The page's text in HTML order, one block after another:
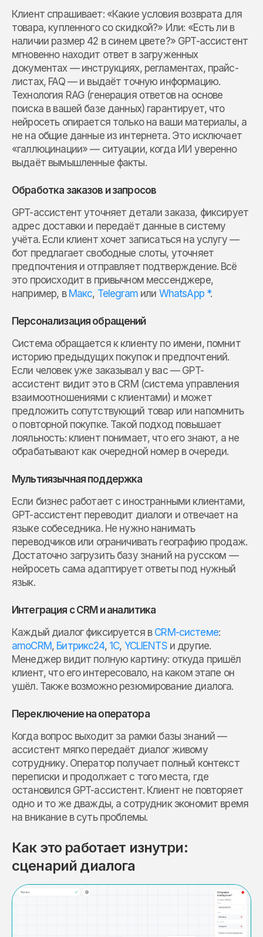
Клиент спрашивает: «Какие условия возврата для
товара, купленного со скидкой?» Или: «Есть ли в
наличии размер 42 в синем цвете?» GPT-ассистент
мгновенно находит ответ в загруженных
документах — инструкциях, регламентах, прайс-
листах, FAQ — и выдаёт точную информацию.
Технология RAG (генерация ответов на основе
поиска в вашей базе данных) гарантирует, что
нейросеть опирается только на ваши материалы, а
не на общие данные из интернета. Это исключает
«галлюцинации» — ситуации, когда ИИ уверенно
выдаёт вымышленные факты.
Обработка заказов и запросов
GPT-ассистент уточняет детали заказа, фиксирует
адрес доставки и передаёт данные в систему
учёта. Если клиент хочет записаться на услугу —
бот предлагает свободные слоты, уточняет
предпочтения и отправляет подтверждение. Всё
это происходит в привычном мессенджере,
например, в Макс, Telegramили WhatsApp *.
Персонализация обращений
Система обращается к клиенту по имени, помнит
историю предыдущих покупок и предпочтений.
Если человек уже заказывал у вас — GPT-
ассистент видит это в CRM (система управления
взаимоотношениями с клиентами) и может
предложить сопутствующий товар или напомнить
о повторной покупке. Такой подход повышает
лояльность: клиент понимает, что его знают, а не
обрабатывают как очередной номер в очереди.
Мультиязычная поддержка
Если бизнес работает с иностранными клиентами,
GPT-ассистент переводит диалоги и отвечает на
языке собеседника. Не нужно нанимать
переводчиков или ограничивать географию продаж.
Достаточно загрузить базу знаний на русском —
нейросеть сама адаптирует ответы под нужный
язык.
Интеграция с CRM и аналитика
Каждый диалог фиксируется в CRM-системе:
amoCRM, Битрикс24, 1С, YCLIENTSи другие.
Менеджер видит полную картину: откуда пришёл
клиент, что его интересовало, на каком этапе он
ушёл. Также возможно резюмирование диалога.
Переключение на оператора
Когда вопрос выходит за рамки базы знаний —
ассистент мягко передаёт диалог живому
сотруднику. Оператор получает полный контекст
переписки и продолжает с того места, где
остановился GPT-ассистент. Клиент не повторяет
одно и то же дважды, а сотрудник экономит время
на вникание в суть проблемы.
Как это работает изнутри:
сценарий диалога